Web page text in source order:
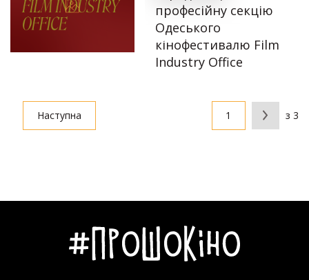
06.08.2025
професійну секцію
Одеського
кінофестивалю Film
Industry Office
Автор: Єгор Бунін
Наступна з 3